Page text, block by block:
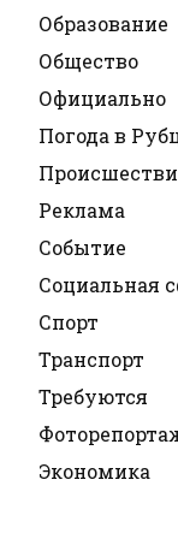
Образование
Общество
Официально
Погода в
Реклама
Событие
Социальная
Спорт
Транспорт
Требуются
Экономика